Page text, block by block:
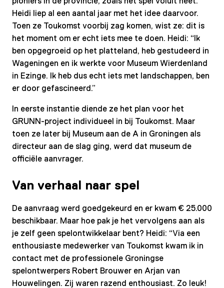
Heidi liep al een aantal jaar met het idee daarvoor.
Toen ze Toukomst voorbij zag komen, wist ze: dit is
het moment om er echt iets mee te doen. Heidi: “Ik
ben opgegroeid op het platteland, heb gestudeerd in
Wageningen en ik werkte voor Museum Wierdenland
in Ezinge. Ik heb dus echt iets met landschappen, ben
er door gefascineerd.”
In eerste instantie diende ze het plan voor het
GRUNN-project individueel in bij Toukomst. Maar
toen ze later bij Museum aan de A in Groningen als
directeur aan de slag ging, werd dat museum de
officiële aanvrager.
Van verhaal naar spel
De aanvraag werd goedgekeurd en er kwam € 25.000
beschikbaar. Maar hoe pak je het vervolgens aan als
je zelf geen spelontwikkelaar bent? Heidi: “Via een
enthousiaste medewerker van Toukomst kwam ik in
contact met de professionele Groningse
spelontwerpers Robert Brouwer en Arjan van
Houwelingen. Zij waren razend enthousiast. Zo leuk!